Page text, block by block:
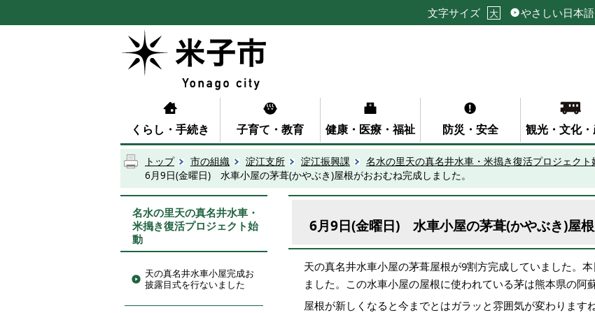
文字サイズ 大 やさしい日本語
くらし・手続き 子育て・教育 健康・医療・福祉 防災・安全 観光・文化
トップ 市の組織 淀江支所 淀江振興課
名水の里天の真名井水車・米搗き復活プロジェクト
6月9日(金曜日) 水車小屋の茅葺(かやぶき)屋根がおおむね完成しました。
名水の里天の真名井水車・
米搗き復活プロジェクト始
動
天の真名井水車小屋完成お
披露目式を行ないました
6月9日(金曜日) 水車小屋の茅葺(かやぶき)屋根
天の真名井水車小屋の茅葺屋根が9割方完成していました。
ました。この水車小屋の屋根に使われている茅は熊本県の阿
屋根が新しくなると今までとはガラッと雰囲気が変わります